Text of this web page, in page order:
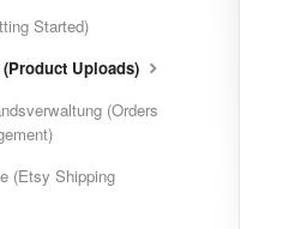
Started)
Uploads)
(Orders
(Etsy Shipping